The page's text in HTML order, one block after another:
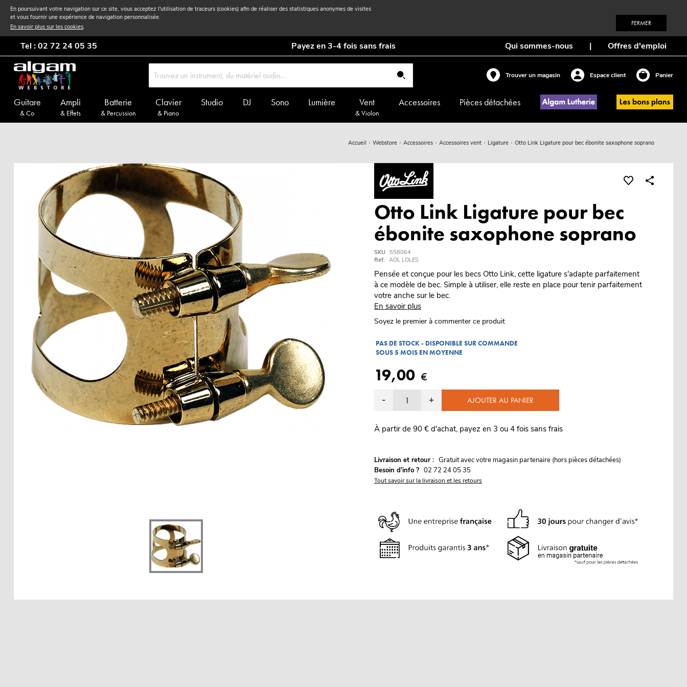
En poursuivant votre navigation sur ce site, vous acceptez l'utilisation de traceurs (cookies) afin de réaliser des statistiques anonymes de visites
et vous fournir une expérience de navigation personnalisée.
En savoir plus sur les cookies. FERMER
Tel : 02 72 24 05 35 Payez en 3-4 fois sans frais Qui sommes-nous | Offres d'emploi
Trouver un magasin Espace client Panier
Guitare
& Co
Ampli
& Effets
Batterie
& Percussion
Clavier
& Piano
Studio DJ Sono Lumière Vent
& Violon
Accessoires Pièces détachées
Accueil Webstore Accessoires Accessoires vent Ligature Otto Link Ligature pour bec ébonite saxophone soprano
Otto Link Ligature pour bec
ébonite saxophone soprano
SKU 558064
Ref. AOL LOLES
Pensée et conçue pour les becs Otto Link, cette ligature s'adapte parfaitement
à ce modèle de bec. Simple à utiliser, elle reste en place pour tenir parfaitement
votre anche sur le bec.
En savoir plus
Soyez le premier à commenter ce produit
PAS DE STOCK - DISPONIBLE SUR COMMANDE
SOUS 5 MOIS EN MOYENNE
19,00 €
- + AJOUTER AU PANIER
À partir de 90 € d'achat, payez en 3 ou 4 fois sans frais
Livraison et retour : Gratuit avec votre magasin partenaire (hors pièces détachées)
Besoin d'info ? 02 72 24 05 35
Tout savoir sur la livraison et les retours